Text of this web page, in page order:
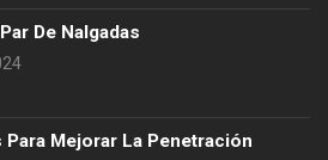
De Nalgadas
Para Mejorar La Penetración